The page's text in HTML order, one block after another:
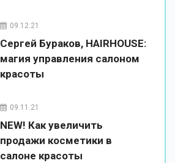
09.12.21
Сергей Бураков, HAIRHOUSE:
магия управления салоном
красоты
09.11.21
NEW! Как увеличить
продажи косметики в
салоне красоты